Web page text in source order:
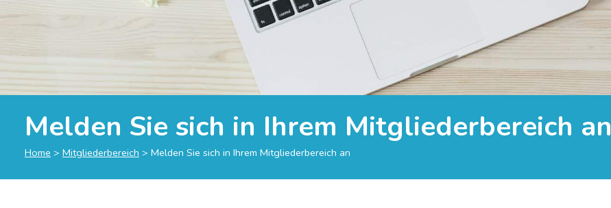
Melden Sie sich in Ihrem Mitgliederbereich an
Home > Mitgliederbereich > Melden Sie sich in Ihrem Mitgliederbereich an